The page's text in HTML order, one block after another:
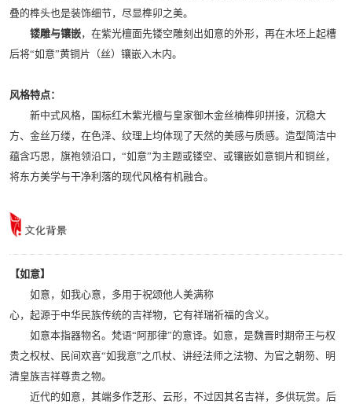
叠的榫头也是装饰细节，尽显榫卯之美。
镂雕与镶嵌，在紫光檀面先镂空雕刻出如意的外形，再在木坯上起槽
后将“如意”黄铜片（丝）镶嵌入木内。
风格特点：
新中式风格，国标红木紫光檀与皇家御木金丝楠榫卯拼接，沉稳大
方、金丝万缕，在色泽、纹理上均体现了天然的美感与质感。造型简洁中
蕴含巧思，旗袍领沿口，“如意”为主题或镂空、或镶嵌如意铜片和铜丝，
将东方美学与干净利落的现代风格有机融合。
【如意】
如意，如我心意，多用于祝颂他人美满称
心，起源于中华民族传统的吉祥物，它有祥瑞祈福的含义。
如意本指器物名。梵语“阿那律”的意译。如意，是魏晋时期帝王与权
贵之权杖、民间欢喜“如我意”之爪杖、讲经法师之法物、为官之朝笏、明
清皇族吉祥尊贵之物。
近代的如意，其端多作芝形、云形，不过因其名吉祥，多供玩赏。后